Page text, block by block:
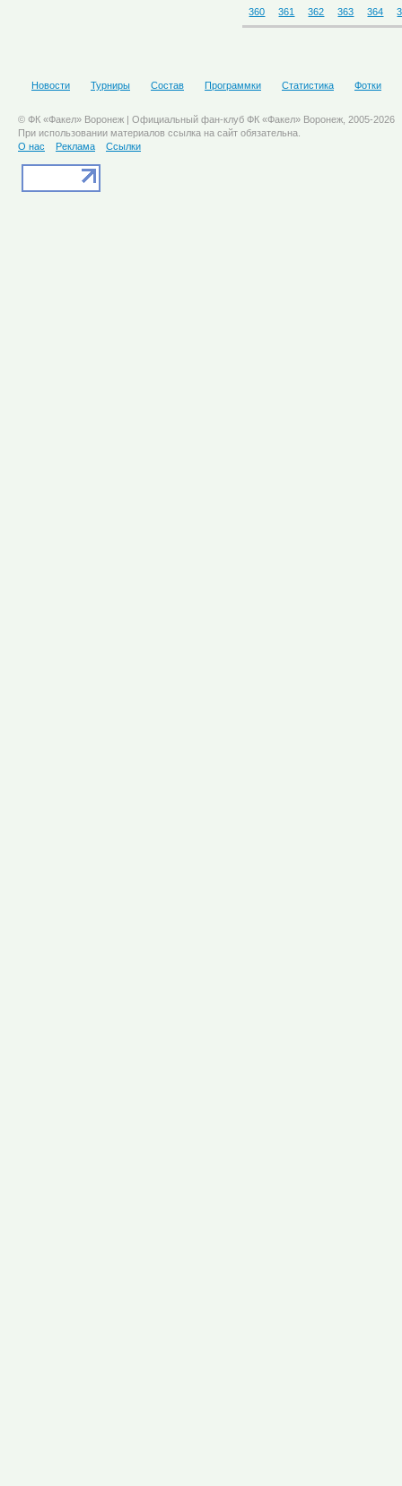
360 361 362 363 364
Новости Турниры Состав Программки Статистика Фотки
© ФК «Факел» Воронеж | Официальный фан-клуб ФК «Факел» Воронеж, 2005-2026
При использовании материалов ссылка на сайт обязательна.
О нас
Реклама Ссылки